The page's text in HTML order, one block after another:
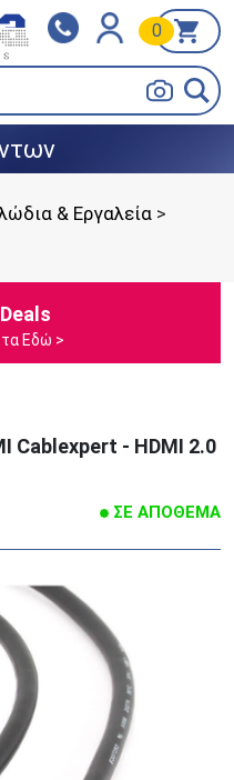
0
BOX NOW
& Εργαλεία >
Εδώ >
Cablexpert - HDMI 2.0
ΣΕ ΑΠΟΘΕΜΑ